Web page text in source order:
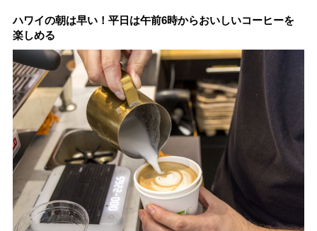
ハワイの朝は早い！平日は午前6時からおいしいコーヒーを
楽しめる